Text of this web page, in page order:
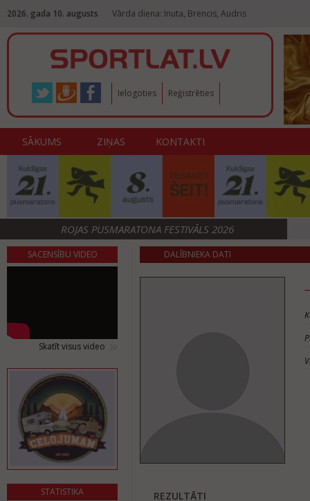
2026. gada 10. augusts Vārda diena: Inuta, Brencis, Audris
Ielogoties Reģistrēties
SĀKUMS ZIŅAS KONTAKTI
ROJAS PUSMARATONA FESTIVĀLS 2026
SACENSĪBU VIDEO
Skatīt visus video
STATISTIKA
DALĪBNIEKA DATI
REZULTĀTI